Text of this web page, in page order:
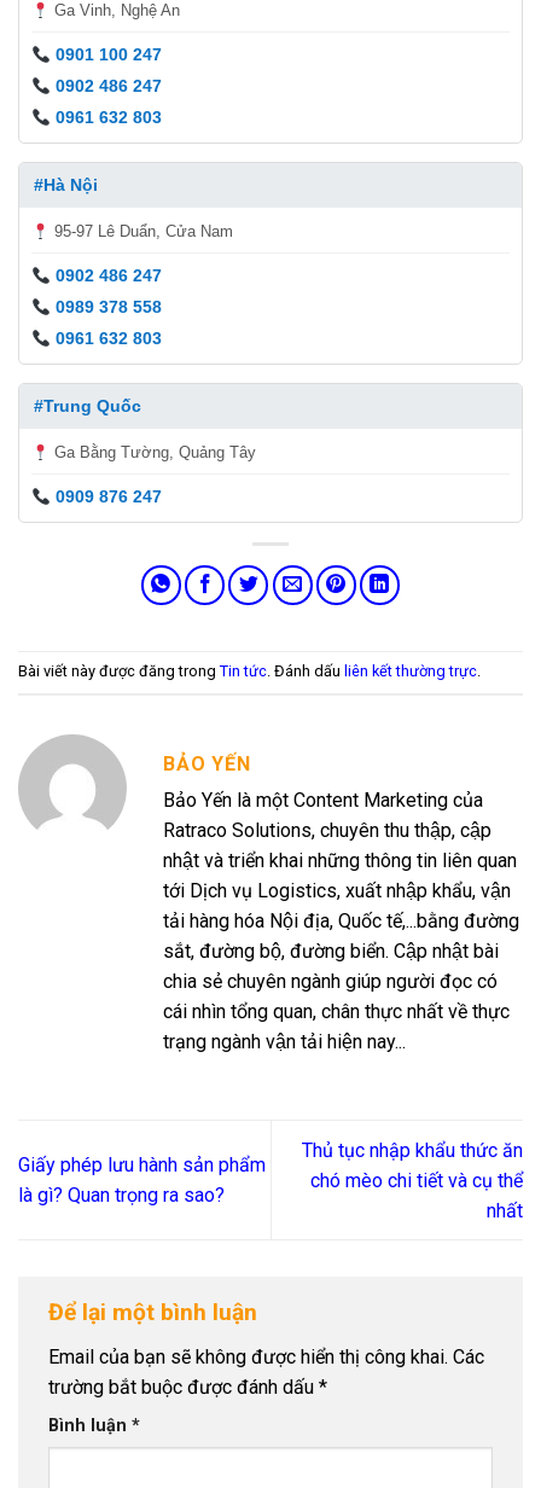
Ga Vinh, Nghệ An
0901 100 247
0902 486 247
0961 632 803
#Hà Nội
95-97 Lê Duẩn, Cửa Nam
0902 486 247
0989 378 558
0961 632 803
#Trung Quốc
Ga Bằng Tường, Quảng Tây
0909 876 247
Bài viết này được đăng trong Tin tức . Đánh dấu liên kết thường trực
BẢO YẾN
Bảo Yến là một Content Marketing của
Ratraco Solutions, chuyên thu thập, cập
nhật và triển khai những thông tin liên quan
tới Dịch vụ Logistics, xuất nhập khẩu, vận
tải hàng hóa Nội địa, Quốc tế,...bằng đường
sắt, đường bộ, đường biển. Cập nhật bài
chia sẻ chuyên ngành giúp người đọc có
cái nhìn tổng quan, chân thực nhất về thực
trạng ngành vận tải hiện nay...
Giấy phép lưu hành sản phẩm
là gì? Quan trọng ra sao?
Thủ tục nhập khẩu thức ăn
chó mèo chi tiết và cụ thể
nhất
Để lại một bình luận
Email của bạn sẽ không được hiển thị công khai. Các
trường bắt buộc được đánh dấu *
Bình luận *